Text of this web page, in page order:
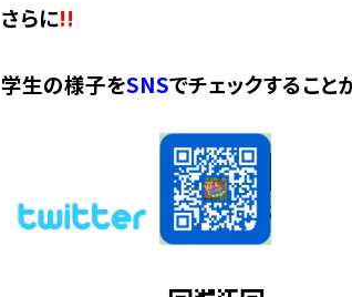
さらに!!
学生の様子をSNSでチェックすること